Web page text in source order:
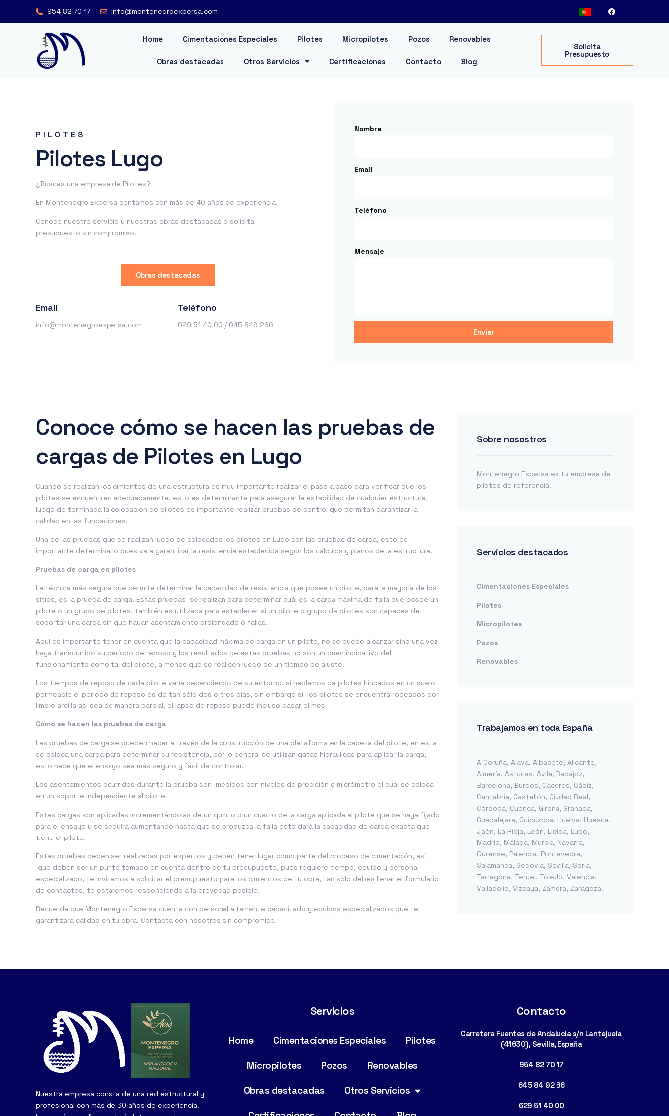
954 82 70 17 info@montenegroexpersa.com
Home Cimentaciones Especiales Pilotes Micropilotes Pozos Renovables
Obras destacadas Otros Servicios Certificaciones Contacto Blog
Solicita
Presupuesto
PILOTES
Pilotes Lugo
¿Buscas una empresa de Pilotes?
En Montenegro Expersa contamos con más de 40 años de experiencia.
Conoce nuestro servicio y nuestras obras destacadas o solicita
presupuesto sin compromiso.
Obras destacadas
Email
info@montenegroexpersa.com
Teléfono
629 51 40 00 / 645 849 286
Nombre
Email
Teléfono
Mensaje
Enviar
Conoce cómo se hacen las pruebas de
cargas de Pilotes en Lugo
Cuando se realizan los cimientos de una estructura es muy importante realizar el paso a paso para verificar que los
pilotes se encuentren adecuadamente, esto es determinante para asegurar la estabilidad de cualquier estructura,
luego de terminada la colocación de pilotes es importante realizar pruebas de control que permitan garantizar la
calidad en las fundaciones.
Una de las pruebas que se realizan luego de colocados los pilotes en Lugo son las pruebas de carga, esto es
importante determinarlo pues va a garantizar la resistencia establecida según los cálculos y planos de la estructura.
Pruebas de carga en pilotes
La técnica más segura que permite determinar la capacidad de resistencia que posee un pilote, para la mayoría de los
sitios, es la prueba de carga. Estas pruebas se realizan para determinar cuál es la carga máxima de falla que posee un
pilote o un grupo de pilotes, también es utilizada para establecer si un pilote o grupo de pilotes son capaces de
soportar una carga sin que hayan asentamiento prolongado o fallas.
Aquí es importante tener en cuenta que la capacidad máxima de carga en un pilote, no se puede alcanzar sino una vez
haya transcurrido su período de reposo y los resultados de estas pruebas no son un buen indicativo del
funcionamiento como tal del pilote, a menos que se realicen luego de un tiempo de ajuste.
Los tiempos de reposo de cada pilote varía dependiendo de su entorno, si hablamos de pilotes hincados en un suelo
permeable el período de reposo es de tan sólo dos o tres días, sin embargo si los pilotes se encuentra rodeados por
limo o arcilla así sea de manera parcial, el lapso de reposo puede incluso pasar el mes.
Cómo se hacen las pruebas de carga
Las pruebas de carga se pueden hacer a través de la construcción de una plataforma en la cabeza del pilote, en esta
se coloca una carga para determinar su resistencia, por lo general se utilizan gatas hidráulicas para aplicar la carga,
esto hace que el ensayo sea más seguro y fácil de controlar.
Los asentamientos ocurridos durante la prueba son medidos con niveles de precisión o micrómetro el cual se coloca
en un soporte independiente al pilote.
Estas cargas son aplicadas incrementándolas de un quinto o un cuarto de la carga aplicada al pilote que se haya fijado
para el ensayo y se seguirá aumentando hasta que se produzca la falla esto dará la capacidad de carga exacta que
tiene el pilote.
Estas pruebas deben ser realizadas por expertos y deben tener lugar como parte del proceso de cimentación, así
que deben ser un punto tomado en cuenta dentro de tu presupuesto, pues requiere tiempo, equipo y personal
especializado, te invitamos a solicitar el presupuesto para los cimientos de tu obra, tan sólo debes llenar el formulario
de contactos, te estaremos respondiendo a la brevedad posible.
Recuerda que Montenegro Expersa cuenta con personal altamente capacitado y equipos especializados que te
garantizará calidad en tu obra. Contacta con nosotros sin compromiso.
Sobre nosostros
Montenegro Expersa es tu empresa de
pilotes de referencia.
Servicios destacados
Cimentaciones Especiales
Pilotes
Micropilotes
Pozos
Renovables
Trabajamos en toda España
A Coruña, Álava, Albacete, Alicante,
Almería, Asturias, Ávila, Badajoz,
Barcelona, Burgos, Cáceres, Cádiz,
Cantabria, Castellón, Ciudad Real,
Córdoba, Cuenca, Girona, Granada,
Guadalajara, Guipuzcoa, Huelva, Huesca,
Jaén, La Rioja, León, Lleida, Lugo,
Madrid, Málaga, Murcia, Navarra,
Ourense, Palencia, Pontevedra,
Salamanca, Segovia, Sevilla, Soria,
Tarragona, Teruel, Toledo, Valencia,
Valladolid, Vizcaya, Zamora, Zaragoza.
Nuestra empresa consta de una red estructural y
profesional con más de 30 años de experiencia.
Servicios
Home Cimentaciones Especiales
Pilotes
Micropilotes
Pozos
Renovables
Obras destacadas
Otros Servicios
Contacto
Carretera Fuentes de Andalucía s/n Lantejuela
(41630), Sevilla, España
954 82 70 17
645 84 92 86
629 51 40 00